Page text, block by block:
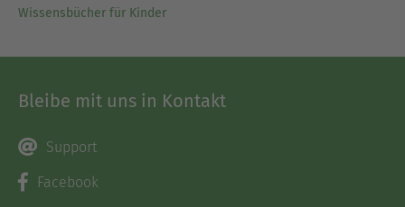
Wissensbücher für Kinder
Bleibe mit uns in Kontakt
Support
Facebook